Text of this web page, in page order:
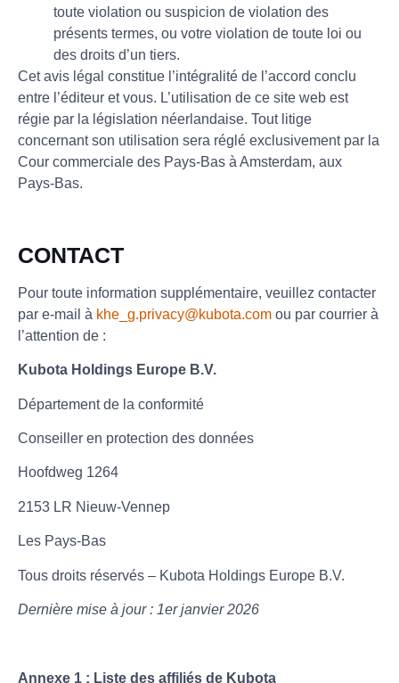
toute violation ou suspicion de violation des
présents termes, ou votre violation de toute loi ou
des droits d’un tiers.
Cet avis légal constitue l’intégralité de l’accord conclu
entre l’éditeur et vous. L’utilisation de ce site web est
régie par la législation néerlandaise. Tout litige
concernant son utilisation sera réglé exclusivement par la
Cour commerciale des Pays-Bas à Amsterdam, aux
Pays-Bas.
CONTACT
Pour toute information supplémentaire, veuillez contacter
par e-mail à khe_g.privacy@kubota.com ou par courrier à
l’attention de :
Kubota Holdings Europe B.V.
Département de la conformité
Conseiller en protection des données
Hoofdweg 1264
2153 LR Nieuw-Vennep
Les Pays-Bas
Tous droits réservés – Kubota Holdings Europe B.V.
Dernière mise à jour : 1er janvier 2026
Annexe 1 : Liste des affiliés de Kubota